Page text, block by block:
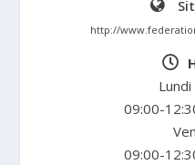
http://
09:00-
09:00-